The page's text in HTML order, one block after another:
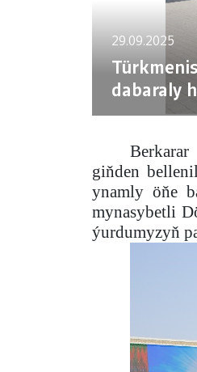
29.09.2025
dabaraly
giňden
ynamly öňe
mynasybetli
ýurdumyzyň